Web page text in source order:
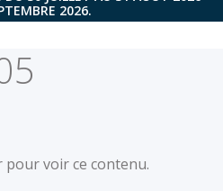
2026.
pour voir ce contenu.